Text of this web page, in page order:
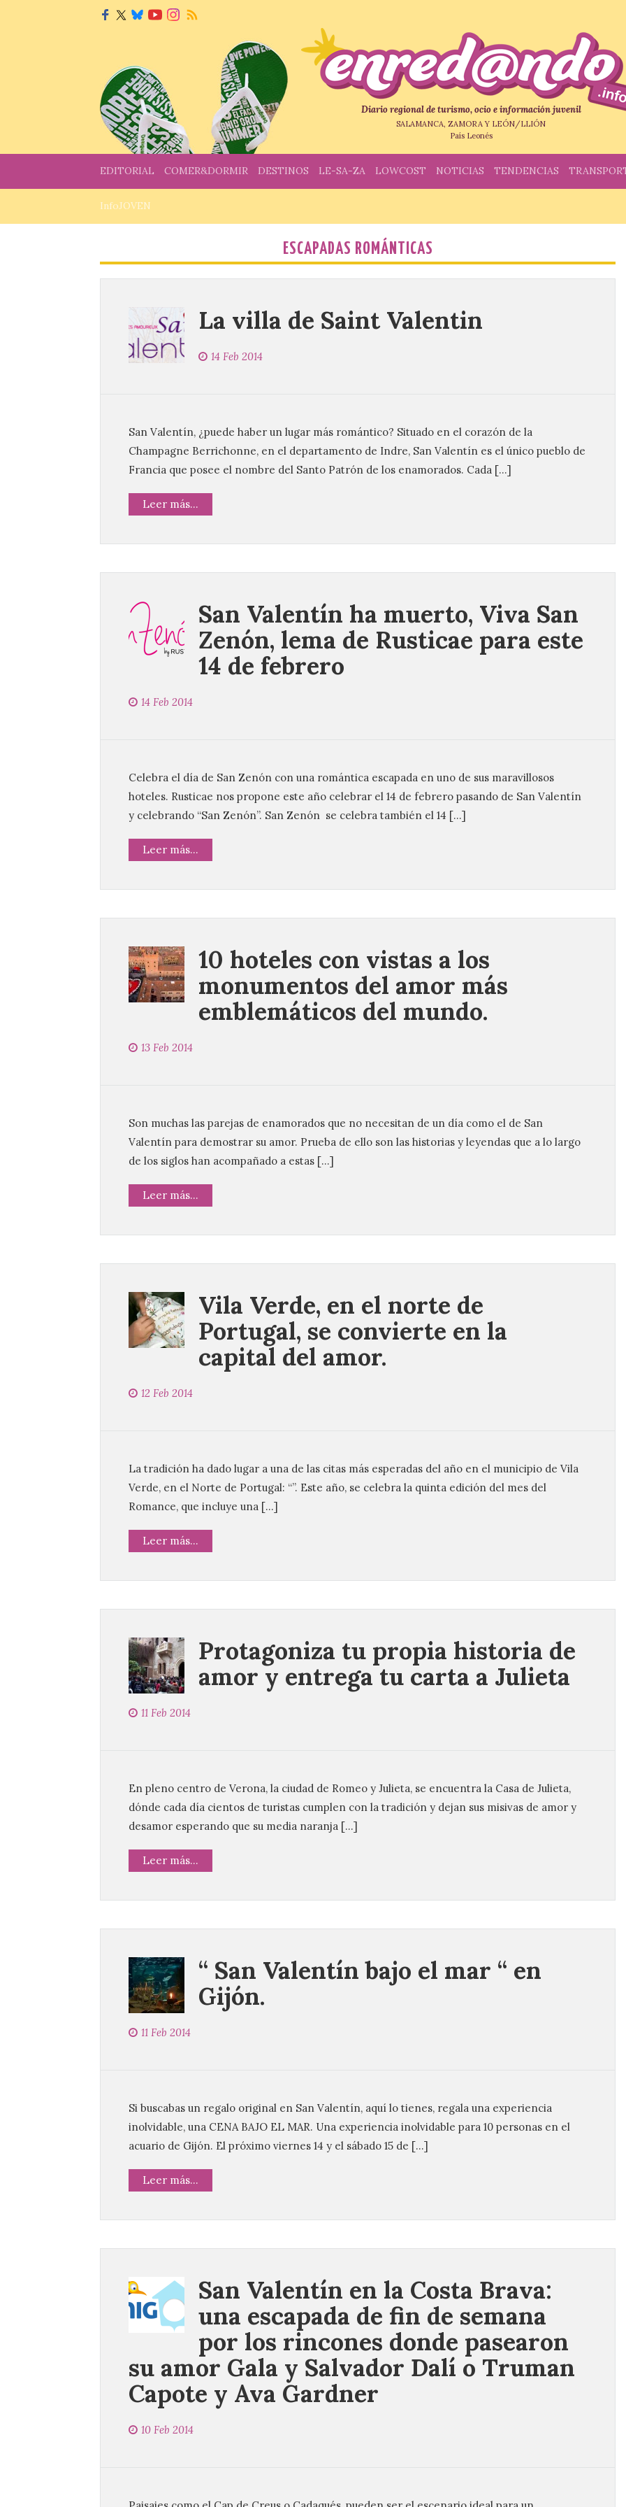
Diario regional de turismo, ocio e información juvenil
SALAMANCA, ZAMORA Y LEÓN/LLIÓN
País Leonés
EDITORIAL COMER&DORMIR DESTINOS LE-SA-ZA LOWCOST NOTICIAS TENDENCIAS
InfoJOVEN
ESCAPADAS ROMÁNTICAS
La villa de Saint Valentin
14 Feb 2014
San Valentín, ¿puede haber un lugar más romántico? Situado en el corazón de la
Champagne Berrichonne, en el departamento de Indre, San Valentín es el único pueblo de
Francia que posee el nombre del Santo Patrón de los enamorados. Cada […]
Leer más...
San Valentín ha muerto, Viva San
Zenón, lema de Rusticae para este
14 de febrero
14 Feb 2014
Celebra el día de San Zenón con una romántica escapada en uno de sus maravillosos
hoteles. Rusticae nos propone este año celebrar el 14 de febrero pasando de San Valentín
y celebrando “San Zenón”. San Zenón se celebra también el 14 […]
Leer más...
10 hoteles con vistas a los
monumentos del amor más
emblemátic​os del mundo.
13 Feb 2014
Son muchas las parejas de enamorados que no necesitan de un día como el de San
Valentín para demostrar su amor. Prueba de ello son las historias y leyendas que a lo largo
de los siglos han acompañado a estas […]
Leer más...
Vila Verde, en el norte de
Portugal, se convierte en la
capital del amor.
12 Feb 2014
La tradición ha dado lugar a una de las citas más esperadas del año en el municipio de Vila
Verde, en el Norte de Portugal: “”. Este año, se celebra la quinta edición del mes del
Romance, que incluye una […]
Leer más...
Protagoniza tu propia historia de
amor y entrega tu carta a Julieta
11 Feb 2014
En pleno centro de Verona, la ciudad de Romeo y Julieta, se encuentra la Casa de Julieta,
dónde cada día cientos de turistas cumplen con la tradición y dejan sus misivas de amor y
desamor esperando que su media naranja […]
Leer más...
“ San Valentín bajo el mar “ en
Gijón.
11 Feb 2014
Si buscabas un regalo original en San Valentín, aquí lo tienes, regala una experiencia
inolvidable, una CENA BAJO EL MAR. Una experiencia inolvidable para 10 personas en el
acuario de Gijón. El próximo viernes 14 y el sábado 15 de […]
Leer más...
San Valentín en la Costa Brava:
una escapada de fin de semana
por los rincones donde pasearon
su amor Gala y Salvador Dalí o Truman
Capote y Ava Gardner
10 Feb 2014